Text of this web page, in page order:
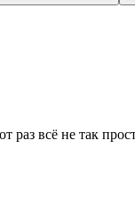
раз всё не так